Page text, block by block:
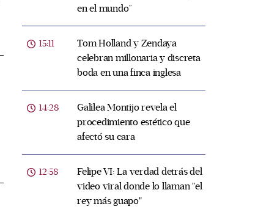
en el mundo”
15:11
Tom Holland y Zendaya
celebran millonaria y discreta
boda en una finca inglesa
14:28
Galilea Montijo revela el
procedimiento estético que
afectó su cara
12:58
Felipe VI: La verdad detrás del
video viral donde lo llaman "el
rey más guapo"